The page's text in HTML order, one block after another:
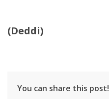
(Deddi)
You can share this post!